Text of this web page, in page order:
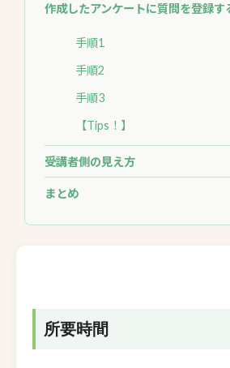
作成したアンケートに質問を登録す
手順1
手順2
手順3
【Tips！】
受講者側の見え方
まとめ
所要時間